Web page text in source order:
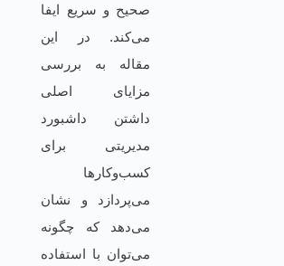
صحیح و سریع ایفا
می‌کند. در این
مقاله به بررسی
مزایای اصلی
داشتن داشبورد
مدیریتی برای
کسب‌وکارها
می‌پردازد و نشان
می‌دهد که چگونه
می‌توان با استفاده